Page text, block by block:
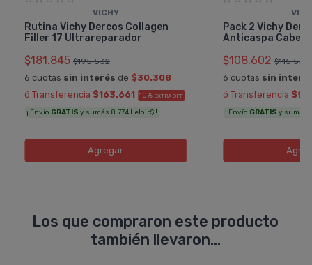
VICHY
Rutina Vichy Dercos Collagen
Filler 17 Ultrareparador
$181.845 $195.532
6 cuotas sin interés de $30.308
ó Transferencia $163.661 10% EXTRA OFF
¡ Envío GRATIS y sumás 8.774 Leloir$ !
Agregar
Pack 2 Vichy
Anticaspa
$108.602 $115.534
6 cuotas sin
ó Transferencia
¡ Envío GRATIS y sumás
Los que compraron este producto
también llevaron...